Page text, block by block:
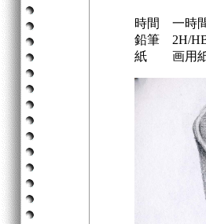
時間 一時
鉛筆 2H/
紙 画用